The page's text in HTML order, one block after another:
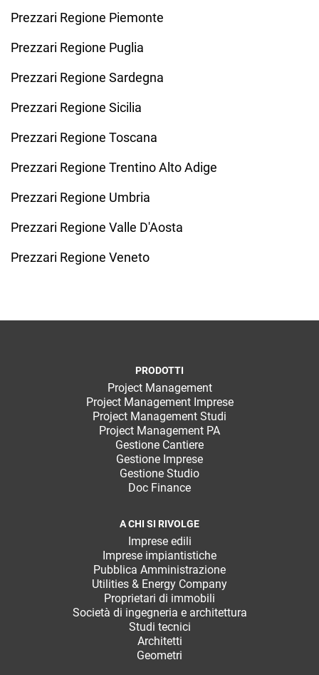
Prezzari Regione Piemonte
Prezzari Regione Puglia
Prezzari Regione Sardegna
Prezzari Regione Sicilia
Prezzari Regione Toscana
Prezzari Regione Trentino Alto Adige
Prezzari Regione Umbria
Prezzari Regione Valle D'Aosta
Prezzari Regione Veneto
PRODOTTI
Project Management
Project Management Imprese
Project Management Studi
Project Management PA
Gestione Cantiere
Gestione Imprese
Gestione Studio
Doc Finance
A CHI SI RIVOLGE
Imprese edili
Imprese impiantistiche
Pubblica Amministrazione
Utilities & Energy Company
Proprietari di immobili
Società di ingegneria e architettura
Studi tecnici
Architetti
Geometri